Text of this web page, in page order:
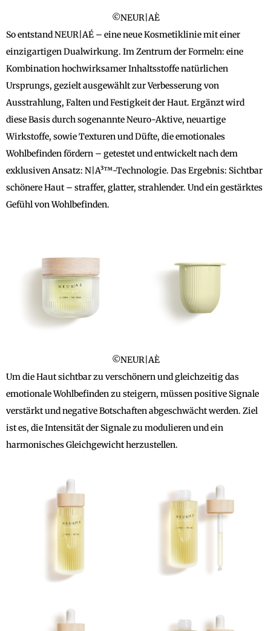
©NEUR|AÈ
So entstand NEUR|AÉ – eine neue Kosmetiklinie mit einer
einzigartigen Dualwirkung. Im Zentrum der Formeln: eine
Kombination hochwirksamer Inhaltsstoffe natürlichen
Ursprungs, gezielt ausgewählt zur Verbesserung von
Ausstrahlung, Falten und Festigkeit der Haut. Ergänzt wird
diese Basis durch sogenannte Neuro-Aktive, neuartige
Wirkstoffe, sowie Texturen und Düfte, die emotionales
Wohlbefinden fördern – getestet und entwickelt nach dem
exklusiven Ansatz: N|A³™-Technologie. Das Ergebnis: Sichtbar
schönere Haut – straffer, glatter, strahlender. Und ein gestärktes
Gefühl von Wohlbefinden.
©NEUR|AÈ
Um die Haut sichtbar zu verschönern und gleichzeitig das
emotionale Wohlbefinden zu steigern, müssen positive Signale
verstärkt und negative Botschaften abgeschwächt werden. Ziel
ist es, die Intensität der Signale zu modulieren und ein
harmonisches Gleichgewicht herzustellen.